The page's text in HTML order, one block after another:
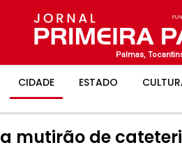
Palmas,
CIDADE ESTADO
mutirão de